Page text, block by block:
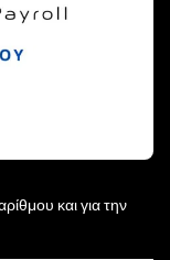
και για την